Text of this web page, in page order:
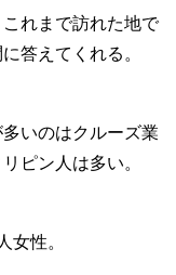
れまで訪れた地で
答えてくれる。
いのはクルーズ業
ピン人は多い。
女性。